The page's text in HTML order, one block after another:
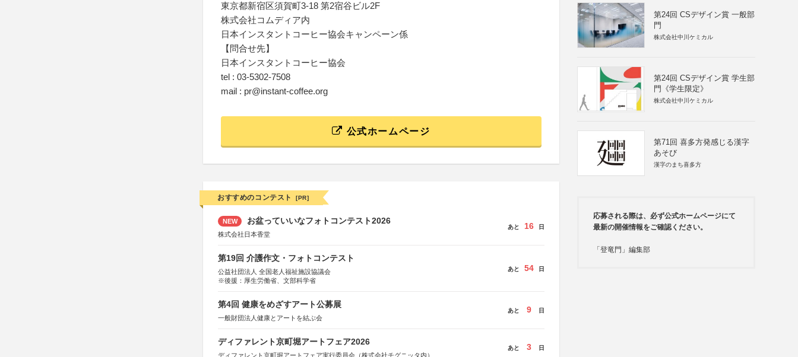
東京都新宿区須賀町3-18 第2宿谷ビル2F
株式会社コムディア内
日本インスタントコーヒー協会キャンペーン係
【問合せ先】
日本インスタントコーヒー協会
tel : 03-5302-7508
mail : pr@instant-coffee.org
公式ホームページ
おすすめのコンテスト [PR]
NEW お盆っていいなフォトコンテスト2026
株式会社日本香堂
あと 16 日
第19回 介護作文・フォトコンテスト
公益社団法人 全国老人福祉施設協議会
※後援：厚生労働省、文部科学省
あと 54 日
第4回 健康をめざすアート公募展
一般財団法人健康とアートを結ぶ会
あと 9 日
ディファレント京町堀アートフェア2026
ディファレント京町堀アートフェア実行委員会（株式会社チグニッタ内）
あと 3 日
第24回 CSデザイン賞 一般部
門
株式会社中川ケミカル
第24回 CSデザイン賞 学生部
門《学生限定》
株式会社中川ケミカル
第71回 喜多方発感じる漢字
あそび
漢字のまち喜多方
応募される際は、必ず公式ホームページにて
最新の開催情報をご確認ください。
「登竜門」編集部